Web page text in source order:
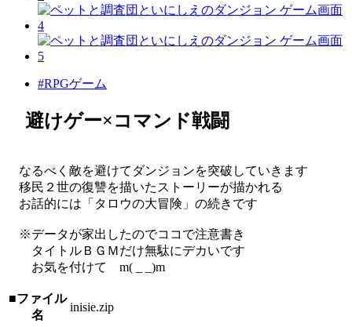
#RPGゲーム
避けゲー×コマンド戦闘
なるべく敵を避けてダンジョンを突破していきます
移民２世の復讐を描いたストーリーが描かれる
お話的には「タロウの大冒険」の続きです
※データが家出したのでココで注意書き
タイトルＢＧＭだけ無駄にデカいです
お気を付けて m( _ _)m
■ファイル
名
inisie.zip